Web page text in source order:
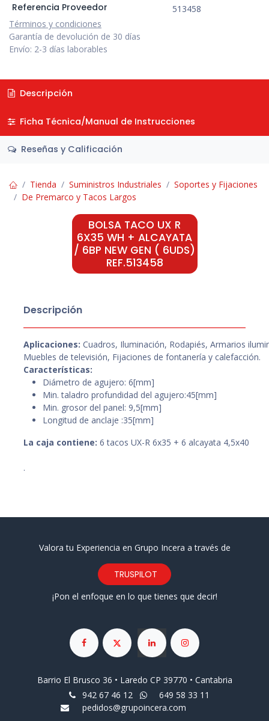
Referencia Proveedor
513458
Términos y condiciones
Garantía de devolución de 30 días
Envío: 2-3 días laborables
Descripción
Ficha Técnica/Manual de Instrucciones
Reseñas y Calificación
Tienda Suministros Industriales
Soportes y Fijaciones
De Premarco y Tacos Largos
BOLSA TACO UX R
6X35 WH + ALCAYATA
/ 6BP NEW GEN ( 6UDS)
REF.513458
Descripción
Aplicaciones: Cuadros, Iluminación, Rodapiés, Armarios
Muebles de televisión, Fijaciones de fontanería y calefacción.
Características:
Diámetro de agujero: 6[mm]
Min. taladro profundidad del agujero:45[mm]
Min. grosor del panel: 9,5[mm]
Longitud de anclaje :35[mm]
La caja contiene: 6 tacos UX-R 6x35 + 6 alcayata 4,5x40
.
Valora tu Experiencia en Grupo Incera a través de
TRUSPILOT
¡Pon el enfoque en lo que tienes que decir!
Barrio El Brusco 36 • Laredo CP 39770 • Cantabria
942 67 46 12
649 58 33 11
pedidos@grupoincera.com